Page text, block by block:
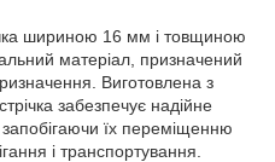
шириною 16 мм і товщиною
матеріал, призначений
Виготовлена з
забезпечує надійне
їх переміщенню
і транспортування.